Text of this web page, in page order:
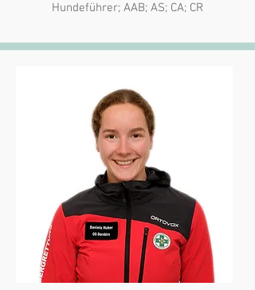
Hundeführer; AAB; AS; CA; CR